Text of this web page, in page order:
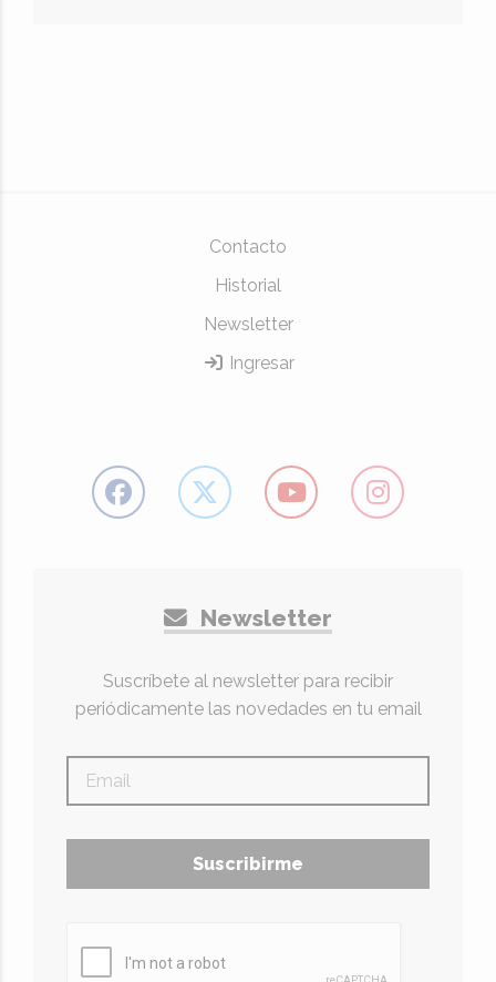
Contacto
Historial
Newsletter
Ingresar
Newsletter
Suscríbete al newsletter para recibir
periódicamente las novedades en tu email
Suscribirme